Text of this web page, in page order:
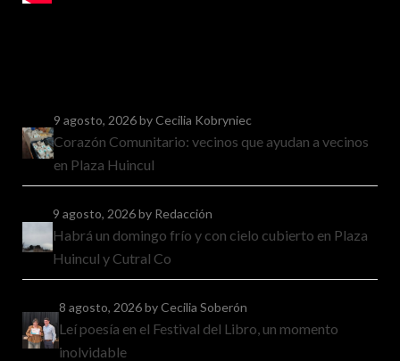
9 agosto, 2026by Cecilia Kobryniec
Corazón Comunitario: vecinos que ayudan a vecinos
en Plaza Huincul
9 agosto, 2026by Redacción
Habrá un domingo frío y con cielo cubierto en Plaza
Huincul y Cutral Co
8 agosto, 2026by Cecilia Soberón
Leí poesía en el Festival del Libro, un momento
inolvidable